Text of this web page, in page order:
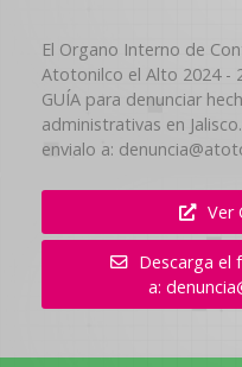
El Organo Interno de
Atotonilco el Alto 2024 -
GUÍA para denunciar
administrativas en
envialo a:
Ver
Descarga el
a: